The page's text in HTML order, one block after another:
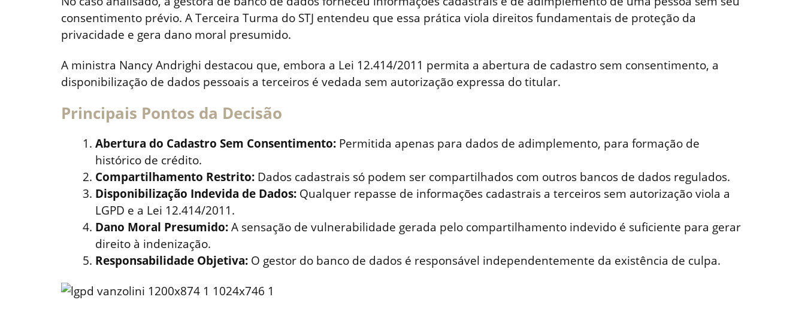
consentimento prévio. A Terceira Turma do STJ entendeu que essa prática viola direitos fundamentais de proteção da
privacidade e gera dano moral presumido.
A ministra Nancy Andrighi destacou que, embora a Lei 12.414/2011 permita a abertura de cadastro sem consentimento, a
disponibilização de dados pessoais a terceiros é vedada sem autorização expressa do titular.
Principais Pontos da Decisão
Abertura do Cadastro Sem Consentimento: Permitida apenas para dados de adimplemento, para formação de
histórico de crédito.
Compartilhamento Restrito: Dados cadastrais só podem ser compartilhados com outros bancos de dados regulados.
Disponibilização Indevida de Dados: Qualquer repasse de informações cadastrais a terceiros sem autorização viola a
LGPD e a Lei 12.414/2011.
Dano Moral Presumido:A sensação de vulnerabilidade gerada pelo compartilhamento indevido é suficiente para gerar
direito à indenização.
Responsabilidade Objetiva: O gestor do banco de dados é responsável independentemente da existência de culpa.